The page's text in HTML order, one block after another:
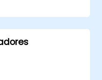
éticas y
las tecnologías